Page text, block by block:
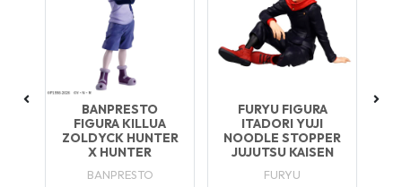
BANPRESTO
FIGURA KILLUA
ZOLDYCK HUNTER
X HUNTER
BANPRESTO
FURYU FIGURA
ITADORI YUJI
NOODLE STOPPER
JUJUTSU KAISEN
FURYU